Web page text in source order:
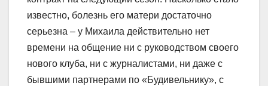
известно, болезнь его матери достаточно
серьезна – у Михаила действительно нет
времени на общение ни с руководством своего
нового клуба, ни с журналистами, ни даже с
бывшими партнерами по «Будивельнику», с